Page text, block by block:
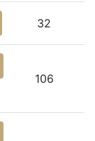
32
106